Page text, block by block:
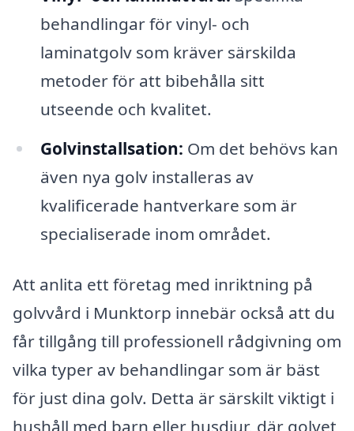
behandlingar för vinyl- och
laminatgolv som kräver särskilda
metoder för att bibehålla sitt
utseende och kvalitet.
Golvinstallsation: Om det behövs kan
även nya golv installeras av
kvalificerade hantverkare som är
specialiserade inom området.
Att anlita ett företag med inriktning på
golvvård i Munktorp innebär också att du
får tillgång till professionell rådgivning om
vilka typer av behandlingar som är bäst
för just dina golv. Detta är särskilt viktigt i
hushåll med barn eller husdjur, där golvet